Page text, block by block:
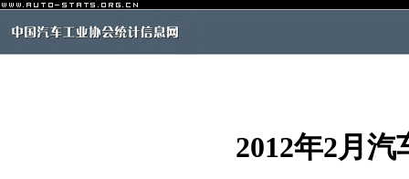
2012年2月